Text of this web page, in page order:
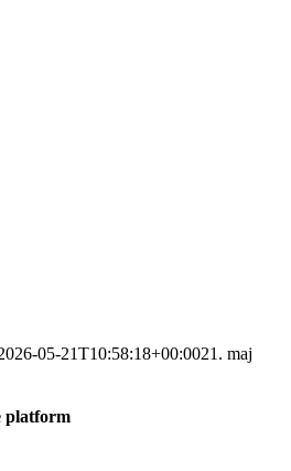
05-21T10:58:18+00:0021. maj
platform